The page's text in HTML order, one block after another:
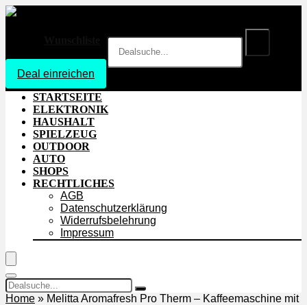
Deal einreichen
STARTSEITE
ELEKTRONIK
HAUSHALT
SPIELZEUG
OUTDOOR
AUTO
SHOPS
RECHTLICHES
AGB
Datenschutzerklärung
Widerrufsbelehrung
Impressum
Home » Melitta Aromafresh Pro Therm – Kaffeemaschine mit